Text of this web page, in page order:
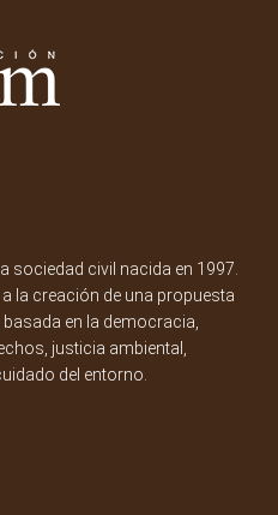
sociedad civil nacida en 1997.
la creación de una propuesta
en la democracia,
justicia ambiental,
del entorno.